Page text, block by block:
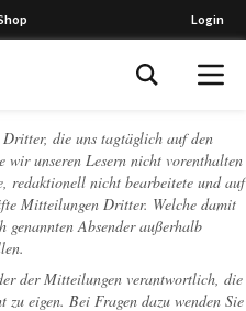
Login
die uns tagtäglich auf den
wir unseren Lesern nicht vorenthalten
redaktionell nicht bearbeitete und auf
Mitteilungen Dritter. Welche damit
genannten Absender außerhalb
der Mitteilungen verantwortlich, die
eigen. Bei Fragen dazu wenden Sie